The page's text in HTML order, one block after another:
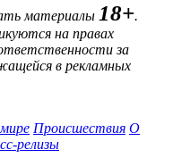
материалы 18+.
на правах
за
в рекламных
Происшествия О
релизы